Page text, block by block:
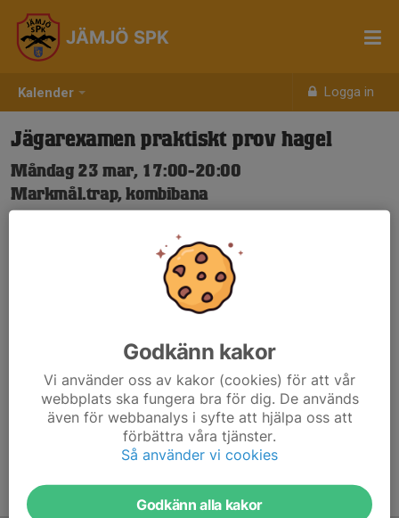
Kalender Logga in
JÄMJÖ SPK
Jägarexamen praktiskt prov hagel
Måndag 23 mar, 17:00-20:00
Markmål.trap, kombibana
Praktiska prov med förbokade elever
Godkänn kakor
Vi använder oss av kakor (cookies) för att vår
webbplats ska fungera bra för dig. De används
även för webbanalys i syfte att hjälpa oss att
förbättra våra tjänster.
Så använder vi cookies
Godkänn alla kakor